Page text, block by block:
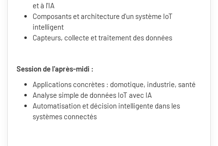
et à l'IA
Composants et architecture d'un système IoT
intelligent
Capteurs, collecte et traitement des données
Session de l'après-midi :
Applications concrètes : domotique, industrie, santé
Analyse simple de données IoT avec IA
Automatisation et décision intelligente dans les
systèmes connectés